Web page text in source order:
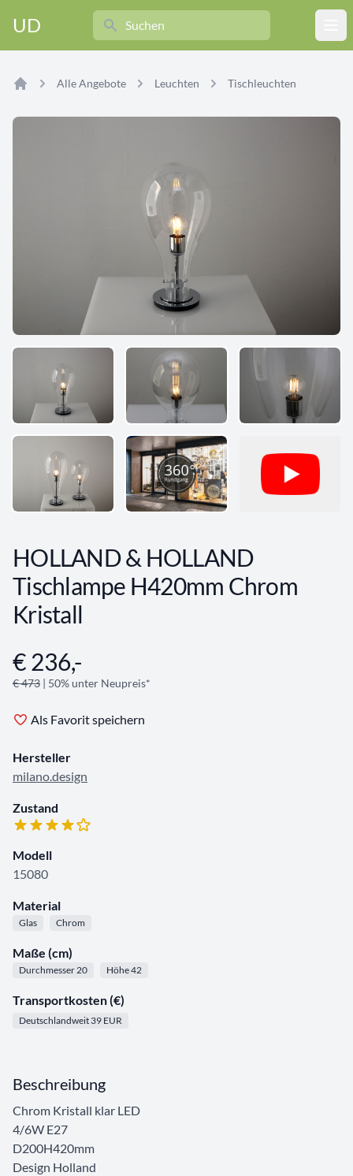
UD
Search
Alle Angebote Leuchten Tischleuchten
HOLLAND & HOLLAND
Tischlampe H420mm Chrom
Kristall
Angebotsinformationen
€ 236,-
€ 473 | 50% unter Neupreis*
Als Favorit speichern
Hersteller
milano.design
Zustand
Modell
15080
Material
Glas Chrom
Maße (cm)
Durchmesser 20 Höhe 42
Transportkosten (€)
Deutschlandweit 39 EUR
Beschreibung
Chrom Kristall klar LED
4/6W E27
D200H420mm
Design Holland